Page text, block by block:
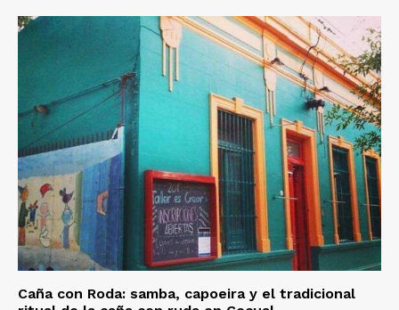
Caña con Roda: samba, capoeira y el tradicional